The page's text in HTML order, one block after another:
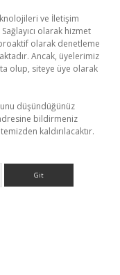
ve İletişim
olarak hizmet
olarak denetleme
Ancak, üyelerimiz
olup, siteye üye olarak
düşündüğünüz
bildirmeniz
kaldırılacaktır.